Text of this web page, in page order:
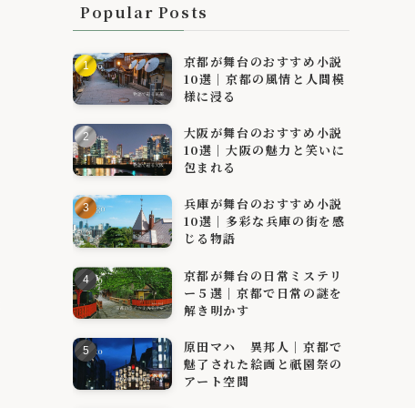
Popular Posts
京都が舞台のおすすめ小説
10選｜京都の風情と人間模
様に浸る
大阪が舞台のおすすめ小説
10選｜大阪の魅力と笑いに
包まれる
兵庫が舞台のおすすめ小説
10選｜多彩な兵庫の街を感
じる物語
京都が舞台の日常ミステリ
ー５選｜京都で日常の謎を
解き明かす
原田マハ 異邦人｜京都で
魅了された絵画と祇園祭の
アート空間